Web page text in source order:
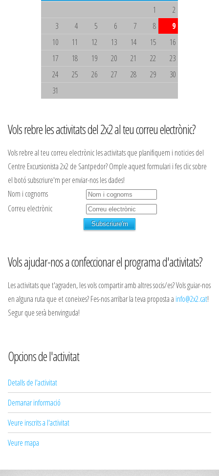
1
2
3
4 5 6 7 8
9
10
11 12 13 14 15
16
17
18 19 20 21 22
23
24
25 26 27 28 29
30
31
Vols rebre les activitats del 2x2 al teu correu electrònic?
Vols rebre al teu correu electrònic les activitats que planifiquem i noticies del
Centre Excursionista 2x2 de Santpedor? Omple aquest formulari i fes clic sobre
el botó subscriure'm per enviar-nos les dades!
Nom i cognoms
Correu electrònic
Vols ajudar-nos a confeccionar el programa d'activitats?
Les activitats que t'agraden, les vols compartir amb altres socis/es? Vols guiar-nos
en alguna ruta que et coneixes? Fes-nos arribar la teva proposta a info@2x2.cat!
Segur que serà benvinguda!
Opcions de l'activitat
Detalls de l'activitat
Demanar informació
Veure inscrits a l'activitat
Veure mapa